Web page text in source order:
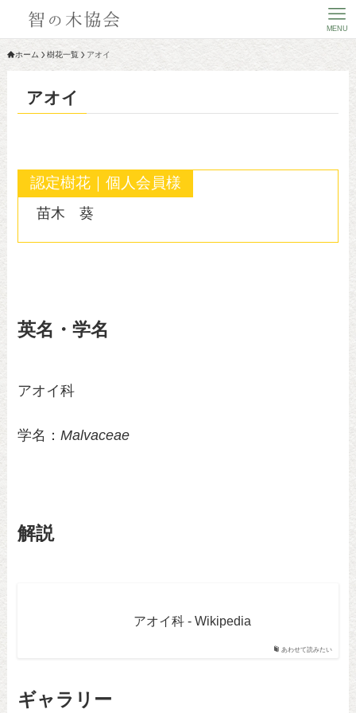
MENU
ホーム 樹花一覧 アオイ
アオイ
認定樹花｜個人会員様
苗木 葵
英名・学名
アオイ科
学名：Malvaceae
解説
あわせて読みたい
アオイ科 - Wikipedia
ギャラリー